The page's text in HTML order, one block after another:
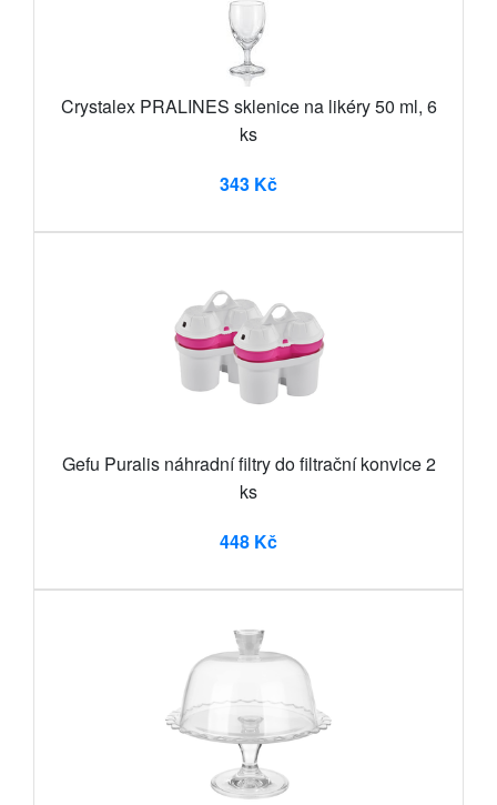
Crystalex PRALINES sklenice na likéry 50 ml, 6
ks
343 Kč
Gefu Puralis náhradní filtry do filtrační konvice 2
ks
448 Kč